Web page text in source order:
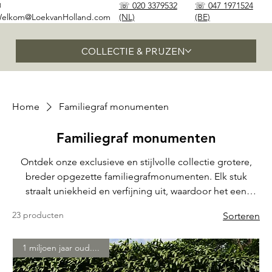
COLLECTIE & PRIJZEN
☏ 020 3379532
(NL)
☏ 047 1971524
(BE)
Home Familiegraf monumenten
Familiegraf monumenten
Ontdek onze exclusieve en stijlvolle collectie grotere,
breder opgezette familiegrafmonumenten. Elk stuk
straalt uniekheid en verfijning uit, waardoor het een
23 producten Sorteren
1 miljoen jaar oud....